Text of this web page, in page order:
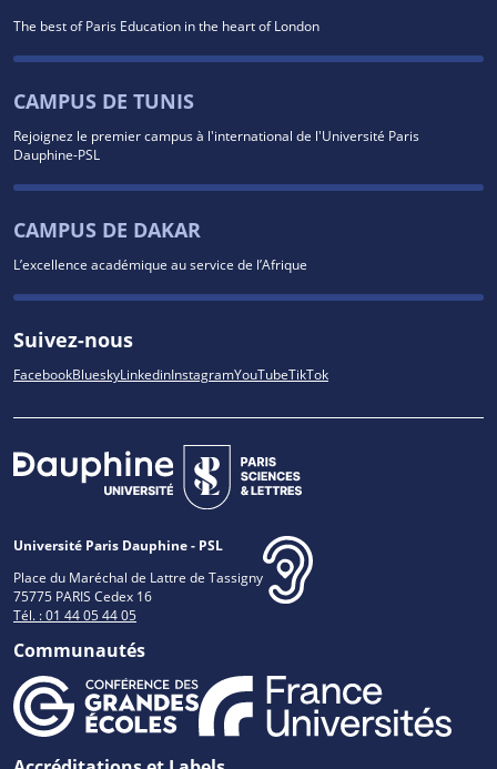
The best of Paris Education in the heart of London
CAMPUS DE TUNIS
Rejoignez le premier campus à l'international de l'Université Paris
Dauphine-PSL
CAMPUS DE DAKAR
L’excellence académique au service de l’Afrique
Suivez-nous
FacebookBlueskyLinkedinInstagramYouTubeTikTok
Université Paris Dauphine - PSL
Place du Maréchal de Lattre de Tassigny
75775 PARIS Cedex 16
Tél. : 01 44 05 44 05
Communautés